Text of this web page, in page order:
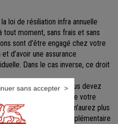
loi de résiliation infra annuelle
moment, sans frais et sans
sont d’être engagé chez votre
d’avoir une assurance
Dans le cas inverse, ce droit
santé individuelle, vous devez
souscription auprès de votre
de tout et vous n’aurez plus
par votre nouvelle complémentaire
sans accepter